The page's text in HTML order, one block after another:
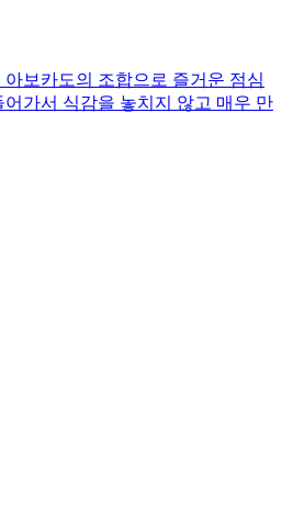
보카도의 조합으로 즐거운 점심
가서 식감을 놓치지 않고 매우 만